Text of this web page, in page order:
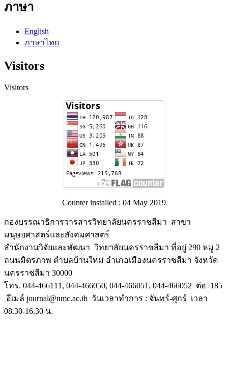
ภาษา
English
ภาษาไทย
Visitors
Visitors
Counter installed : 04 May 2019
กองบรรณาธิการวารสารวิทยาลัยนครราชสีมา สาขา
มนุษยศาสตร์และสังคมศาสตร์
สำนักงานวิจัยและพัฒนา วิทยาลัยนครราชสีมา ที่อยู่ 290 หมู่ 2
ถนนมิตรภาพ ตำบลบ้านใหม่ อำเภอเมืองนครราชสีมา จังหวัด
นครราชสีมา 30000
โทร. 044-466111, 044-466050, 044-466051, 044-466052 ต่อ 185
อีเมล์ journal@nmc.ac.th วันเวลาทำการ : จันทร์-ศุกร์ เวลา
08.30-16.30 น.